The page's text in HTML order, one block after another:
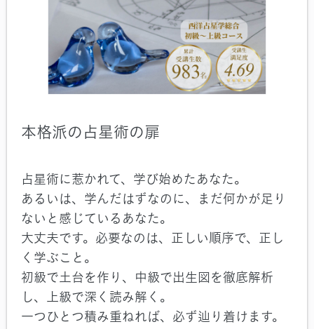
本格派の占星術の扉
占星術に惹かれて、学び始めたあなた。
あるいは、学んだはずなのに、まだ何かが足り
ないと感じているあなた。
大丈夫です。必要なのは、正しい順序で、正し
く学ぶこと。
初級で土台を作り、中級で出生図を徹底解析
し、上級で深く読み解く。
一つひとつ積み重ねれば、必ず辿り着けます。